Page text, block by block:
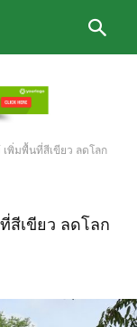
พิ่มพื้นที่สีเขียว ลดโลก
สีเขียว ลดโลก